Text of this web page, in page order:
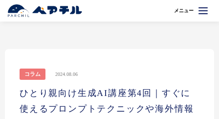
メニュー
コラム 2024.08.06
ひとり親向け生成AI講座第4回｜すぐに
使えるプロンプトテクニックや海外情報